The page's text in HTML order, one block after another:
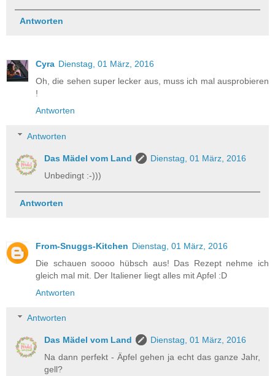
Antworten
Cyra Dienstag, 01 März, 2016
Oh, die sehen super lecker aus, muss ich mal ausprobieren
!
Antworten
Antworten
Das Mädel vom Land
Dienstag, 01 März, 2016
Unbedingt :-)))
Antworten
From-Snuggs-Kitchen Dienstag, 01 März, 2016
Die schauen soooo hübsch aus! Das Rezept nehme ich
gleich mal mit. Der Italiener liegt alles mit Apfel :D
Antworten
Antworten
Das Mädel vom Land
Dienstag, 01 März, 2016
Na dann perfekt - Äpfel gehen ja echt das ganze Jahr,
gell?